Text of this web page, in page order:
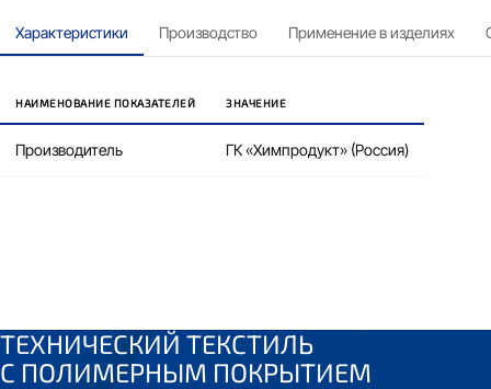
Характеристики Производство Применение в изделиях
НАИМЕНОВАНИЕ ПОКАЗАТЕЛЕЙ ЗНАЧЕНИЕ
Производитель ГК «Химпродукт» (Россия)
ТЕХНИЧЕСКИЙ ТЕКСТИЛЬ
С ПОЛИМЕРНЫМ ПОКРЫТИЕМ